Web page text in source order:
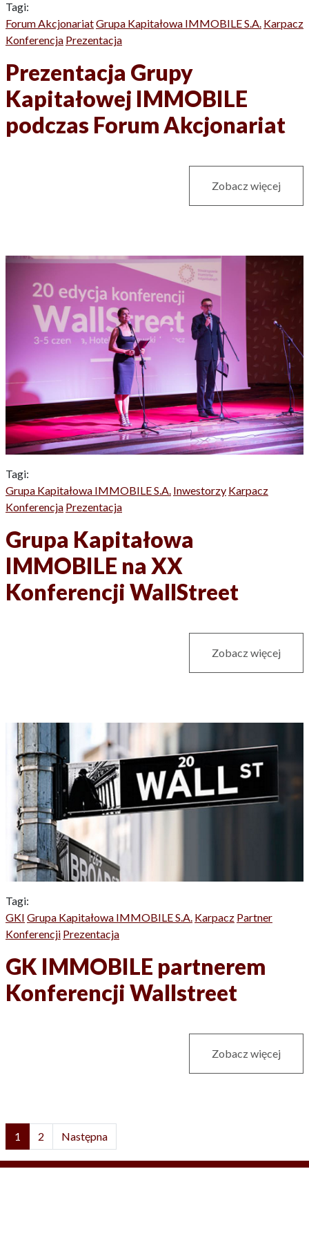
Tagi:
Forum AkcjonariatGrupa Kapitałowa IMMOBILE S.A. Karpacz
Konferencja Prezentacja
Prezentacja Grupy
Kapitałowej IMMOBILE
podczas Forum Akcjonariat
Zobacz więcej
Tagi:
Grupa Kapitałowa IMMOBILE S.A. Inwestorzy Karpacz
Konferencja Prezentacja
Grupa Kapitałowa
IMMOBILE na XX
Konferencji WallStreet
Zobacz więcej
Tagi:
GKI Grupa Kapitałowa IMMOBILE S.A. Karpacz Partner
Konferencji Prezentacja
GK IMMOBILE partnerem
Konferencji Wallstreet
Zobacz więcej
1 2 Następna